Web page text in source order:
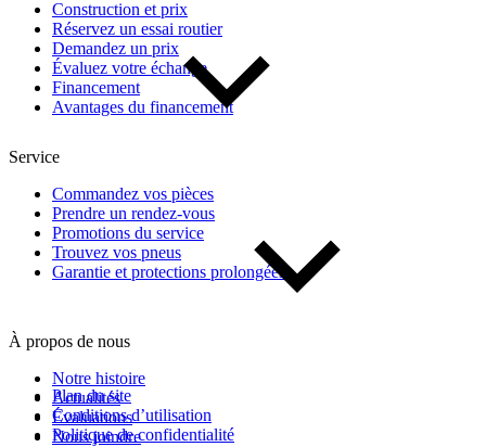
Construction et prix
Réservez un essai routier
Demandez un prix
Évaluez votre échange
Financement
Avantages du financement
Service
Commandez vos pièces
Prendre un rendez-vous
Promotions du service
Trouvez vos pneus
Garantie et protections prolongées
À propos de nous
Notre histoire
Actualités
Évaluations
Nous joindre
Plan du site
Conditions d’utilisation
Politique de confidentialité